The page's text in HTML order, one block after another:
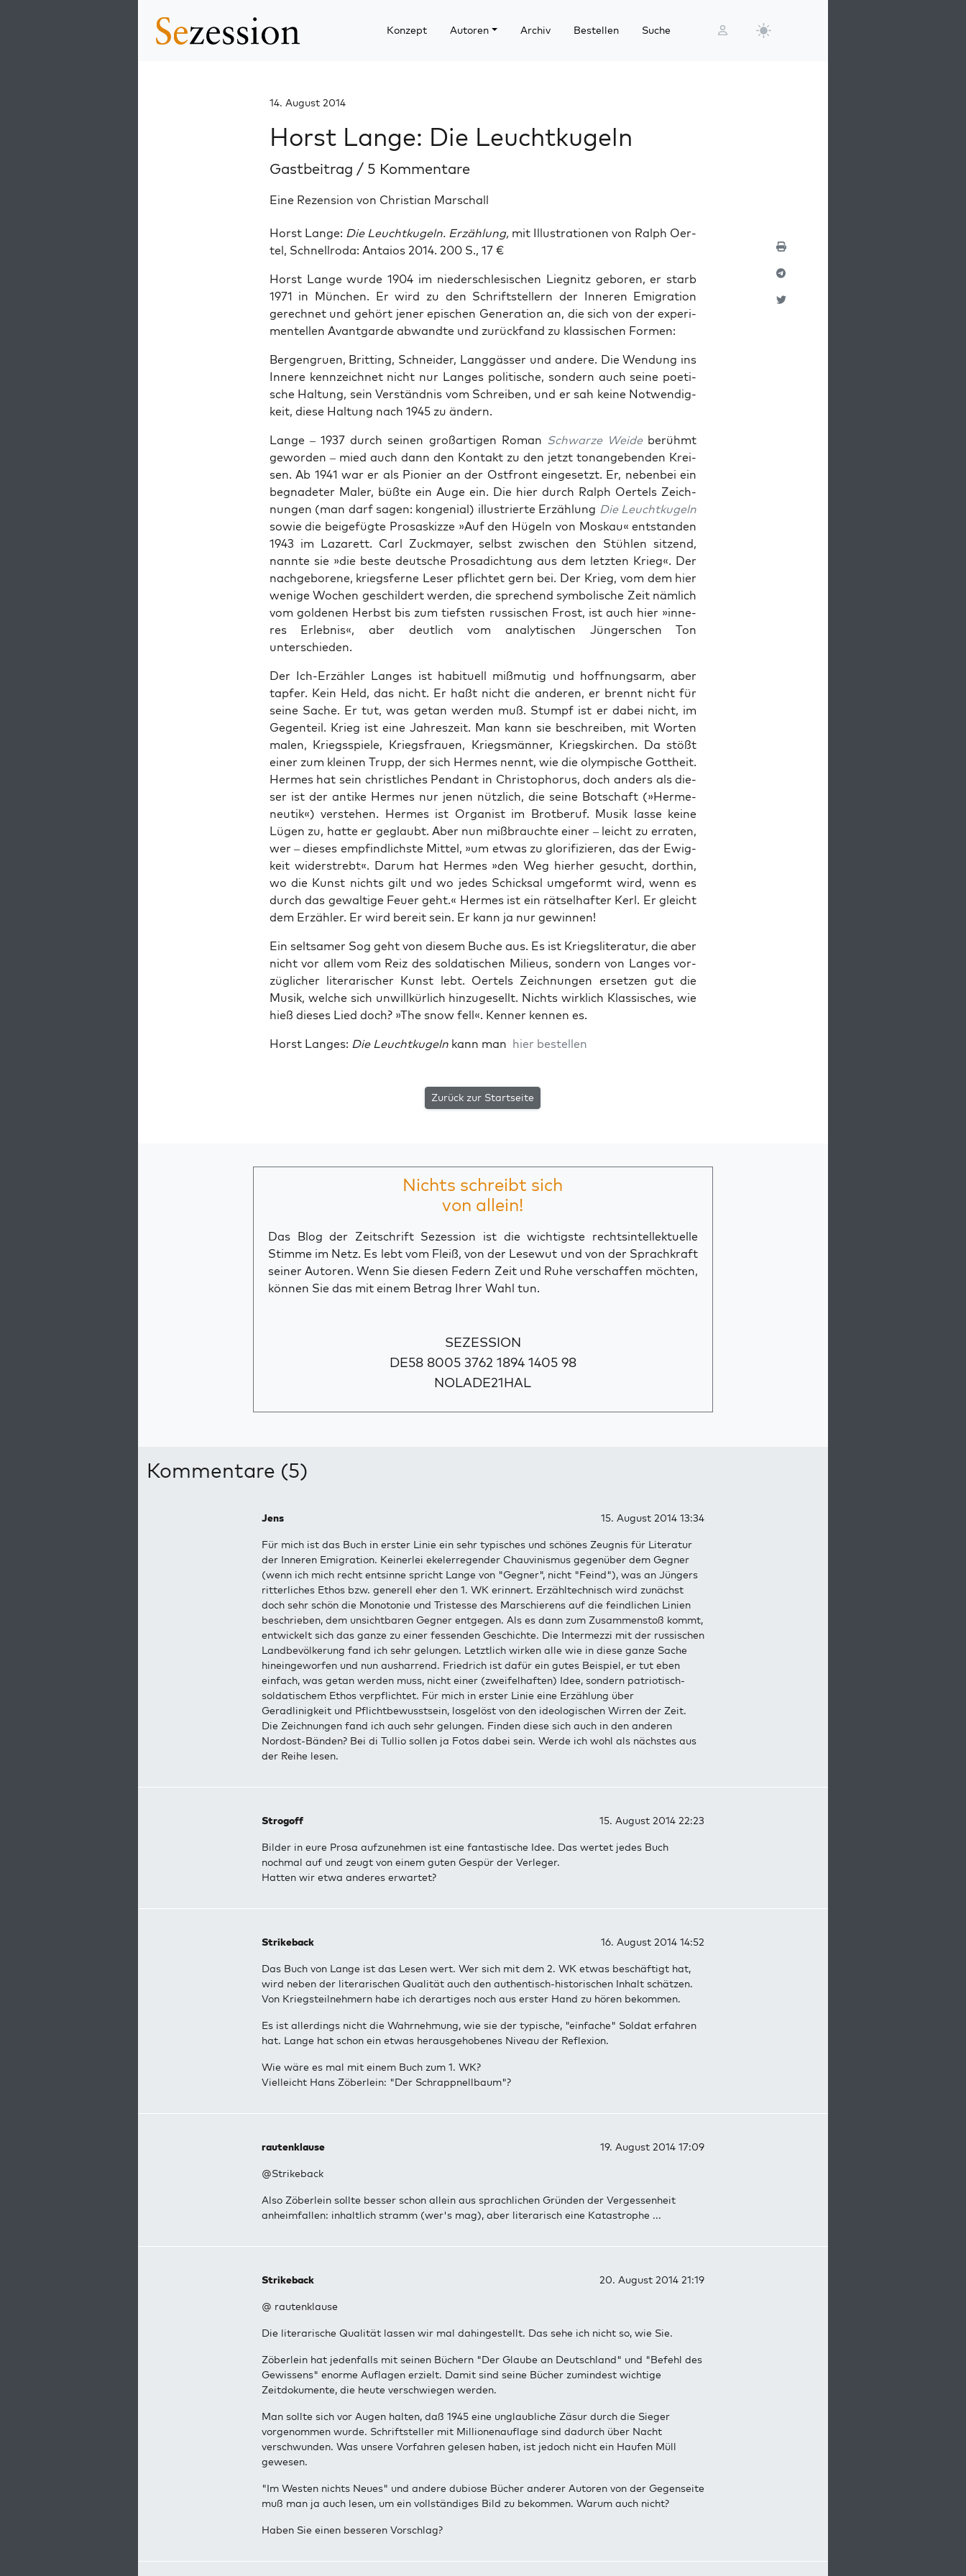
Konzept Autoren Archiv Bestellen Suche
14. August 2014
Horst Lange: Die Leuchtkugeln
Gastbeitrag / 5 Kommentare
Eine Rezension von Christian Marschall
Horst Lan­ge: Die Leucht­ku­geln. Erzäh­lung, mit Illus­tra­tio­nen von Ralph Oer­
tel, Schnell­ro­da: Antai­os 2014. 200 S., 17 €
Horst Lan­ge wur­de 1904 im nie­der­schle­si­schen Lie­gnitz gebo­ren, er starb
1971 in Mün­chen. Er wird zu den Schrift­stel­lern der Inne­ren Emi­gra­ti­on
gerech­net und gehört jener epi­schen Gene­ra­ti­on an, die sich von der expe­ri­
men­tel­len Avant­gar­de abwand­te und zurück­fand zu klas­si­schen Formen:
Ber­gen­gruen, Brit­ting, Schnei­der, Lang­gäs­ser und ande­re. Die Wen­dung ins
Inne­re kenn­zeich­net nicht nur Lan­ges poli­ti­sche, son­dern auch sei­ne poe­ti­
sche Hal­tung, sein Ver­ständ­nis vom Schrei­ben, und er sah kei­ne Not­wen­dig­
keit, die­se Hal­tung nach 1945 zu ändern.
Lan­ge – 1937 durch sei­nen groß­ar­ti­gen Roman Schwar­ze Wei­deberühmt
gewor­den – mied auch dann den Kon­takt zu den jetzt ton­an­ge­ben­den Krei­
sen. Ab 1941 war er als Pio­nier an der Ost­front ein­ge­setzt. Er, neben­bei ein
begna­de­ter Maler, büß­te ein Auge ein. Die hier durch Ralph Oer­tels Zeich­
nun­gen (man darf sagen: kon­ge­ni­al) illus­trier­te Erzäh­lung Die Leucht­ku­geln
sowie die bei­gefüg­te Pro­sa­skiz­ze »Auf den Hügeln von Mos­kau« ent­stan­den
1943 im Laza­rett. Carl Zuck­may­er, selbst zwi­schen den Stüh­len sit­zend,
nann­te sie »die bes­te deut­sche Pro­sa­dich­tung aus dem letz­ten Krieg«. Der
nach­ge­bo­re­ne, kriegs­fer­ne Leser pflich­tet gern bei. Der Krieg, vom dem hier
weni­ge Wochen geschil­dert wer­den, die spre­chend sym­bo­li­sche Zeit näm­lich
vom gol­de­nen Herbst bis zum tiefs­ten rus­si­schen Frost, ist auch hier »inne­
res Erleb­nis«, aber deut­lich vom ana­ly­ti­schen Jün­ger­schen Ton
unterschieden.
Der Ich-Erzäh­ler Lan­ges ist habi­tu­ell miß­mu­tig und hoff­nungs­arm, aber
tap­fer. Kein Held, das nicht. Er haßt nicht die ande­ren, er brennt nicht für
sei­ne Sache. Er tut, was getan wer­den muß. Stumpf ist er dabei nicht, im
Gegen­teil. Krieg ist eine Jah­res­zeit. Man kann sie beschrei­ben, mit Wor­ten
malen, Kriegs­spie­le, Kriegs­frau­en, Kriegs­män­ner, Kriegs­kir­chen. Da stößt
einer zum klei­nen Trupp, der sich Her­mes nennt, wie die olym­pi­sche Gott­heit.
Her­mes hat sein christ­li­ches Pen­dant in Chris­to­pho­rus, doch anders als die­
ser ist der anti­ke Her­mes nur jenen nütz­lich, die sei­ne Bot­schaft (»Her­me­
neu­tik«) ver­ste­hen. Her­mes ist Orga­nist im Brot­be­ruf. Musik las­se kei­ne
Lügen zu, hat­te er geglaubt. Aber nun miß­brauch­te einer – leicht zu erra­ten,
wer – die­ses emp­find­lichs­te Mit­tel, »um etwas zu glo­ri­fi­zie­ren, das der Ewig­
keit wider­strebt«. Dar­um hat Her­mes »den Weg hier­her gesucht, dort­hin,
wo die Kunst nichts gilt und wo jedes Schick­sal umge­formt wird, wenn es
durch das gewal­ti­ge Feu­er geht.« Her­mes ist ein rät­sel­haf­ter Kerl. Er gleicht
dem Erzäh­ler. Er wird bereit sein. Er kann ja nur gewinnen!
Ein selt­sa­mer Sog geht von die­sem Buche aus. Es ist Kriegs­li­te­ra­tur, die aber
nicht vor allem vom Reiz des sol­da­ti­schen Milieus, son­dern von Lan­ges vor­
züg­li­cher lite­ra­ri­scher Kunst lebt. Oer­tels Zeich­nun­gen erset­zen gut die
Musik, wel­che sich unwill­kür­lich hin­zu­ge­sellt. Nichts wirk­lich Klas­si­sches, wie
hieß die­ses Lied doch? »The snow fell«. Ken­ner ken­nen es.
Horst Lan­ges: Die Leucht­ku­gelnkann man hier bestel­len
Zurück zur Startseite
Nichts schreibt sich
von allein!
Das Blog der Zeitschrift Sezession ist die wichtigste rechtsintellektuelle
Stimme im Netz. Es lebt vom Fleiß, von der Lesewut und von der Sprachkraft
seiner Autoren. Wenn Sie diesen Federn Zeit und Ruhe verschaffen möchten,
können Sie das mit einem Betrag Ihrer Wahl tun.
SEZESSION
DE58 8005 3762 1894 1405 98
NOLADE21HAL
Kommentare (5)
Jens 15. August 2014 13:34
Für mich ist das Buch in erster Linie ein sehr typisches und schönes Zeugnis für Literatur
der Inneren Emigration. Keinerlei ekelerregender Chauvinismus gegenüber dem Gegner
(wenn ich mich recht entsinne spricht Lange von "Gegner", nicht "Feind"), was an Jüngers
ritterliches Ethos bzw. generell eher den 1. WK erinnert. Erzähltechnisch wird zunächst
doch sehr schön die Monotonie und Tristesse des Marschierens auf die feindlichen Linien
beschrieben, dem unsichtbaren Gegner entgegen. Als es dann zum Zusammenstoß kommt,
entwickelt sich das ganze zu einer fessenden Geschichte. Die Intermezzi mit der russischen
Landbevölkerung fand ich sehr gelungen. Letztlich wirken alle wie in diese ganze Sache
hineingeworfen und nun ausharrend. Friedrich ist dafür ein gutes Beispiel, er tut eben
einfach, was getan werden muss, nicht einer (zweifelhaften) Idee, sondern patriotisch-
soldatischem Ethos verpflichtet. Für mich in erster Linie eine Erzählung über
Geradlinigkeit und Pflichtbewusstsein, losgelöst von den ideologischen Wirren der Zeit.
Die Zeichnungen fand ich auch sehr gelungen. Finden diese sich auch in den anderen
Nordost-Bänden? Bei di Tullio sollen ja Fotos dabei sein. Werde ich wohl als nächstes aus
der Reihe lesen.
Strogoff 15. August 2014 22:23
Bilder in eure Prosa aufzunehmen ist eine fantastische Idee. Das wertet jedes Buch
nochmal auf und zeugt von einem guten Gespür der Verleger.
Hatten wir etwa anderes erwartet?
Strikeback 16. August 2014 14:52
Das Buch von Lange ist das Lesen wert. Wer sich mit dem 2. WK etwas beschäftigt hat,
wird neben der literarischen Qualität auch den authentisch-historischen Inhalt schätzen.
Von Kriegsteilnehmern habe ich derartiges noch aus erster Hand zu hören bekommen.
Es ist allerdings nicht die Wahrnehmung, wie sie der typische, "einfache" Soldat erfahren
hat. Lange hat schon ein etwas herausgehobenes Niveau der Reflexion.
Wie wäre es mal mit einem Buch zum 1. WK?
Vielleicht Hans Zöberlein: "Der Schrappnellbaum"?
rautenklause 19. August 2014 17:09
@Strikeback
Also Zöberlein sollte besser schon allein aus sprachlichen Gründen der Vergessenheit
anheimfallen: inhaltlich stramm (wer's mag), aber literarisch eine Katastrophe ...
Strikeback 20. August 2014 21:19
@ rautenklause
Die literarische Qualität lassen wir mal dahingestellt. Das sehe ich nicht so, wie Sie.
Zöberlein hat jedenfalls mit seinen Büchern "Der Glaube an Deutschland" und "Befehl des
Gewissens" enorme Auflagen erzielt. Damit sind seine Bücher zumindest wichtige
Zeitdokumente, die heute verschwiegen werden.
Man sollte sich vor Augen halten, daß 1945 eine unglaubliche Zäsur durch die Sieger
vorgenommen wurde. Schriftsteller mit Millionenauflage sind dadurch über Nacht
verschwunden. Was unsere Vorfahren gelesen haben, ist jedoch nicht ein Haufen Müll
gewesen.
"Im Westen nichts Neues" und andere dubiose Bücher anderer Autoren von der Gegenseite
muß man ja auch lesen, um ein vollständiges Bild zu bekommen. Warum auch nicht?
Haben Sie einen besseren Vorschlag?